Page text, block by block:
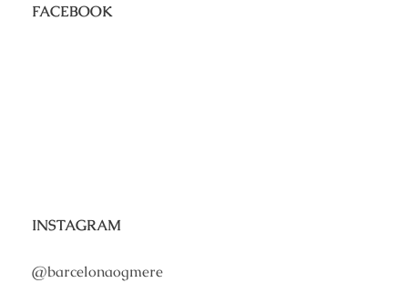
FACEBOOK
INSTAGRAM
@barcelonaogmere